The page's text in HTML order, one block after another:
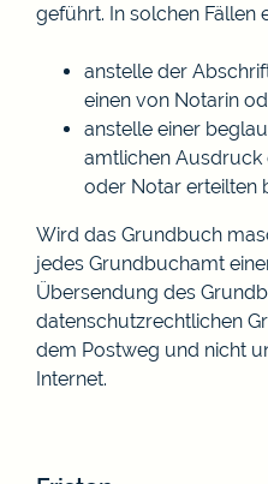
geführt. In solchen Fällen
anstelle der
einen von Notarin
anstelle einer
amtlichen Ausdruck
oder Notar erteilten
Wird das Grundbuch
jedes Grundbuchamt
Übersendung des
datenschutzrechtlichen
dem Postweg und nicht
Internet.